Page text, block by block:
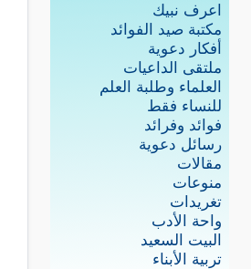
اعرف نبيك
مكتبة صيد الفوائد
أفكار دعوية
ملتقى الداعيات
العلماء وطلبة العلم
للنساء فقط
فوائد وفرائد
رسائل دعوية
مقالات
منوعات
تغريدات
واحة الأدب
البيت السعيد
تربية الأبناء